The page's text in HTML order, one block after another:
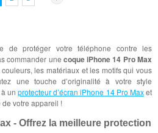
de protéger votre téléphone contre les
commander une coque iPhone 14 Pro Max
les matériaux et les motifs qui vous
une touche d’originalité à votre style
un protecteur d’écran iPhone 14 Pro Maxet
votre appareil !
- Offrez la meilleure protection